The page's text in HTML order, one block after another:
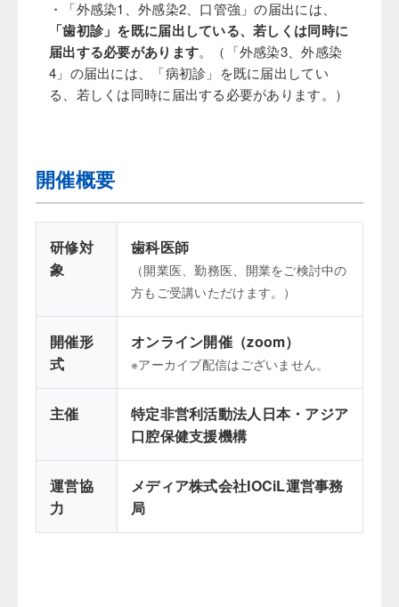
・「外感染1、外感染2、口管強」の届出には、
「歯初診」を既に届出している、若しくは同時に
届出する必要があります。（「外感染3、外感染
4」の届出には、「病初診」を既に届出してい
る、若しくは同時に届出する必要があります。）
開催概要
研修対
象
歯科医師
（開業医、勤務医、開業をご検討中の
方もご受講いただけます。）
開催形
式
オンライン開催（zoom）
※アーカイブ配信はございません。
主催
特定非営利活動法人日本・アジア
口腔保健支援機構
運営協
力
メディア株式会社IOCiL運営事務
局